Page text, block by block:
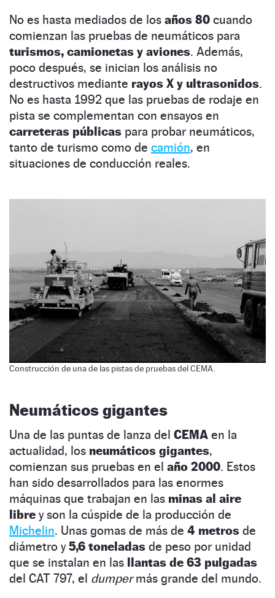
No es hasta mediados de los años 80 cuando
comienzan las pruebas de neumáticos para
turismos, camionetas y aviones. Además,
poco después, se inician los análisis no
destructivos mediante rayos X y ultrasonidos.
No es hasta 1992 que las pruebas de rodaje en
pista se complementan con ensayos en
carreteras públicas para probar neumáticos,
tanto de turismo como de camión, en
situaciones de conducción reales.
Construcción de una de las pistas de pruebas del CEMA.
Neumáticos gigantes
Una de las puntas de lanza del CEMA en la
actualidad, los neumáticos gigantes,
comienzan sus pruebas en el año 2000. Estos
han sido desarrollados para las enormes
máquinas que trabajan en las minas al aire
libre y son la cúspide de la producción de
Michelin. Unas gomas de más de 4 metros de
diámetro y5,6 toneladas de peso por unidad
que se instalan en las llantas de 63 pulgadas
del CAT 797, el dumpermás grande del mundo.